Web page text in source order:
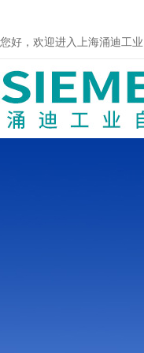
您好，欢迎进入上海涌迪工